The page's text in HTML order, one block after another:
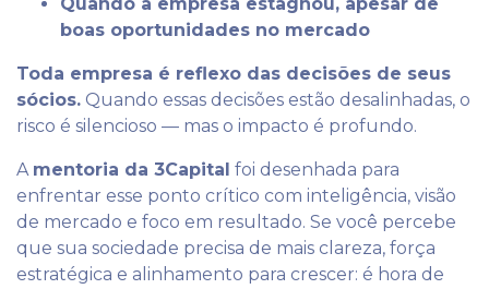
boas oportunidades no mercado
Toda empresa é reflexo das decisões de seus
sócios. Quando essas decisões estão desalinhadas, o
risco é silencioso — mas o impacto é profundo.
A mentoria da 3Capital foi desenhada para
enfrentar esse ponto crítico com inteligência, visão
de mercado e foco em resultado. Se você percebe
que sua sociedade precisa de mais clareza, força
estratégica e alinhamento para crescer: é hora de